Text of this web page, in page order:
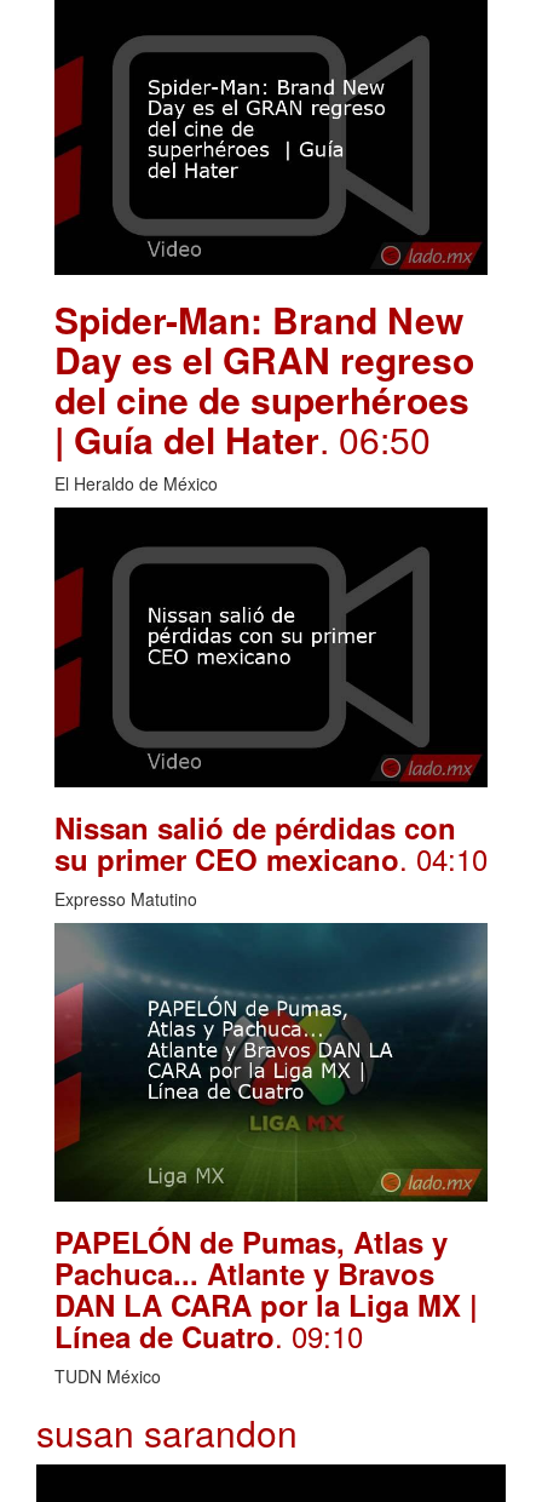
Spider-Man: Brand New
Day es el GRAN regreso
del cine de superhéroes
| Guía del Hater. 06:50
El Heraldo de México
Nissan salió de pérdidas con
su primer CEO mexicano. 04:10
Expresso Matutino
PAPELÓN de Pumas, Atlas y
Pachuca... Atlante y Bravos
DAN LA CARA por la Liga MX |
Línea de Cuatro. 09:10
TUDN México
susan sarandon